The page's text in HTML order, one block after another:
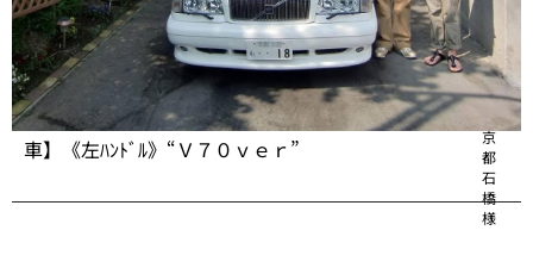
’９５年 ＶＯＬＶＯ ８５０ Ｔ－５Ｒｴｽﾃｰﾄ【世界限定
車】《左ﾊﾝﾄﾞﾙ》“Ｖ７０ｖｅｒ”
東
京
都
石
橋
様